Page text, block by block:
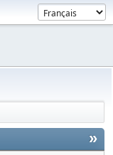
»